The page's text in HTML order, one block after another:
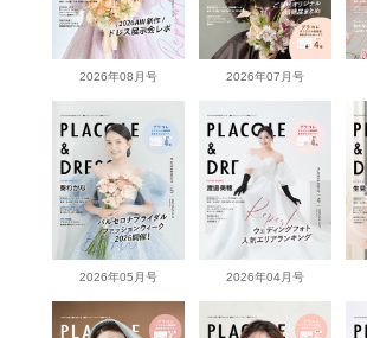
2026年08月号 2026年07月号
2026年05月号 2026年04月号